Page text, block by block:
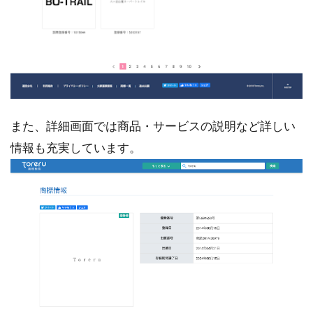
また、詳細画面では商品・サービスの説明など詳しい
情報も充実しています。